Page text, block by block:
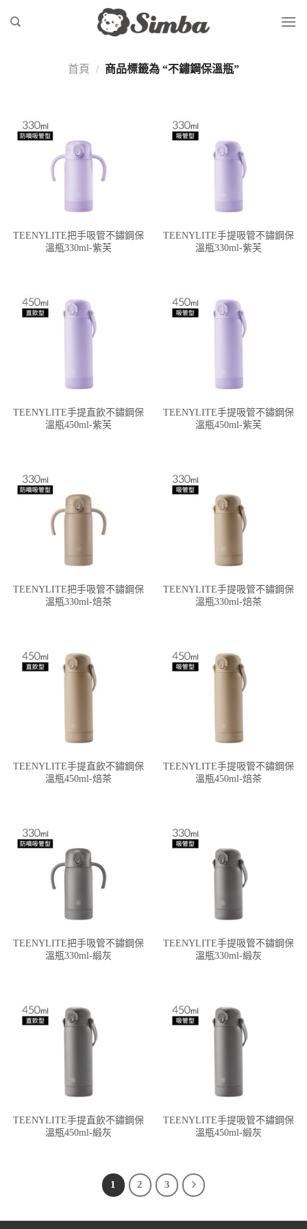
首頁 / 商品標籤為 “不鏽鋼保溫瓶”
TEENYLITE把手吸管不鏽鋼保
溫瓶330ml-紫芙
TEENYLITE手提吸管不鏽鋼保
溫瓶330ml-紫芙
TEENYLITE手提直飲不鏽鋼保
溫瓶450ml-紫芙
TEENYLITE手提吸管不鏽鋼保
溫瓶450ml-紫芙
TEENYLITE把手吸管不鏽鋼保
溫瓶330ml-焙茶
TEENYLITE手提吸管不鏽鋼保
溫瓶330ml-焙茶
TEENYLITE手提直飲不鏽鋼保
溫瓶450ml-焙茶
TEENYLITE手提吸管不鏽鋼保
溫瓶450ml-焙茶
TEENYLITE把手吸管不鏽鋼保
溫瓶330ml-緞灰
TEENYLITE手提吸管不鏽鋼保
溫瓶330ml-緞灰
TEENYLITE手提直飲不鏽鋼保
溫瓶450ml-緞灰
TEENYLITE手提吸管不鏽鋼保
溫瓶450ml-緞灰
1 2 3